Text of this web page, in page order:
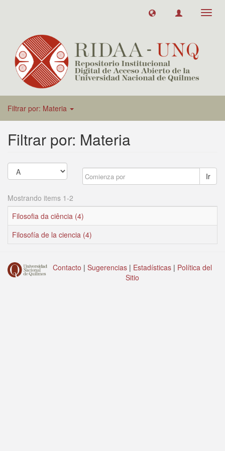
Filtrar por: Materia
Filtrar por: Materia
Ir
Mostrando items 1-2
Filosofia da ciência (4)
Filosofía de la ciencia (4)
Contacto | Sugerencias | Estadísticas | Política del
Sitio